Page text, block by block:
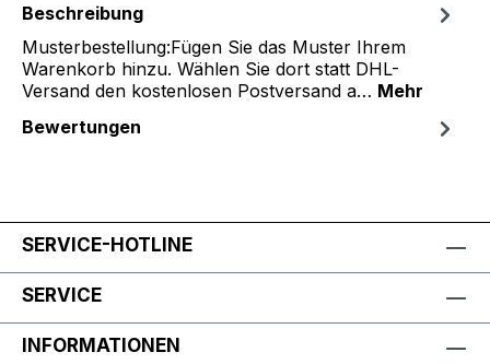
Beschreibung
Musterbestellung:Fügen Sie das Muster Ihrem
Warenkorb hinzu. Wählen Sie dort statt DHL-
Versand den kostenlosen Postversand a… Mehr
Bewertungen
SERVICE-HOTLINE
SERVICE
INFORMATIONEN